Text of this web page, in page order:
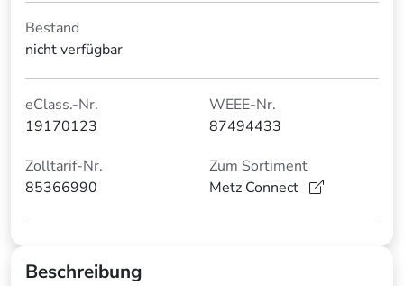
Bestand
nicht verfügbar
eClass.-Nr.
19170123
WEEE-Nr.
87494433
Zolltarif-Nr.
85366990
Zum Sortiment
Metz Connect
Beschreibung